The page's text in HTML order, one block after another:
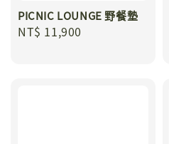
PICNIC LOUNGE 野餐墊
Regular
NT$ 11,900